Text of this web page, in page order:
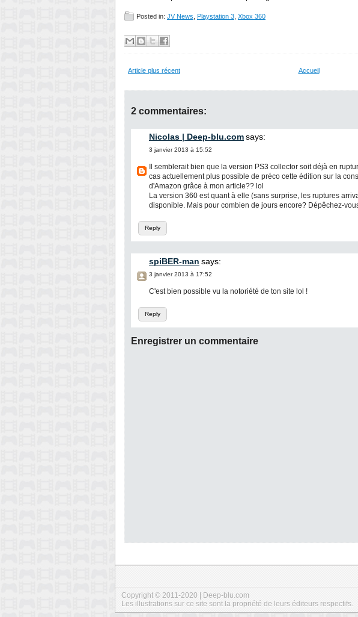
Posted in: JV News Playstation 3 Xbox 360
Article plus récent Accueil
2 commentaires:
Nicolas | Deep-blu.comsays:
3 janvier 2013 à 15:52
Reply
Il semblerait bien que la version PS3 collector soit déjà en
cas actuellement plus possible de préco cette édition sur la
d'Amazon grâce à mon article?? lol
La version 360 est quant à elle (sans surprise, les ruptures
disponible. Mais pour combien de jours encore? Dépêchez-
spiBER-man says:
3 janvier 2013 à 17:52
Reply
C'est bien possible vu la notoriété de ton site lol !
Enregistrer un commentaire
Copyright © 2011-2020 | Deep-blu.com
Les illustrations sur ce site sont la propriété de leurs éditeurs respectifs.